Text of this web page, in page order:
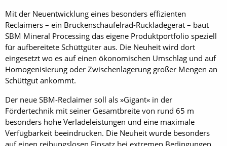
Mit der Neuentwicklung eines besonders effizienten
Reclaimers – ein Brückenschaufelrad-Rückladegerät – baut
SBM Mineral Processing das eigene Produktportfolio speziell
für aufbereitete Schüttgüter aus. Die Neuheit wird dort
eingesetzt wo es auf einen ökonomischen Umschlag und auf
Homogenisierung oder Zwischenlagerung großer Mengen an
Schüttgut ankommt.
Der neue SBM-Reclaimer soll als »Gigant« in der
Fördertechnik mit seiner Gesamtbreite von rund 65 m
besonders hohe Verladeleistungen und eine maximale
Verfügbarkeit beeindrucken. Die Neuheit wurde besonders
auf einen reibungslosen Einsatz bei extremen Bedingungen